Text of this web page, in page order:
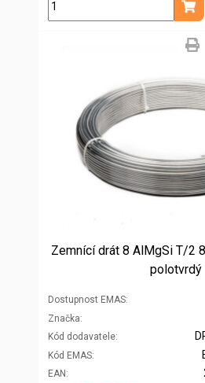
m
Zemnící drát 8 AlMgSi T/2
polotvrdý
Dostupnost EMAS
Značka
Kód dodavatele
Kód EMAS
EAN